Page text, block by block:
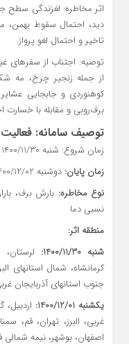
اثر مخاطره: لغزندگی سطح
دید، احتمال سقوط بهمن،
تاخیر و احتمال لغو پرواز.
توصیه: اجتناب از سفرهای
از جمله زنجیر چرخ، مه
کوهنوردی و جابجایی
برف‌روبی و مقابله با
توصیف سامانه:
زمان شروع: شنبه 1400/11/30
زمان پایان: دوشنبه 1400/12/02
نوع مخاطره: بارش برف،
نسبی دما
منطقه اثر:
شنبه 1400/11/30:
کرمانشاه، شمال استانهای
جنوب استانهای آذربایجان
یکشنبه 1400/12/01:
اردبیل،
غربی، البرز، تهران، قم،
اصفهان، بوشهر، نیمه